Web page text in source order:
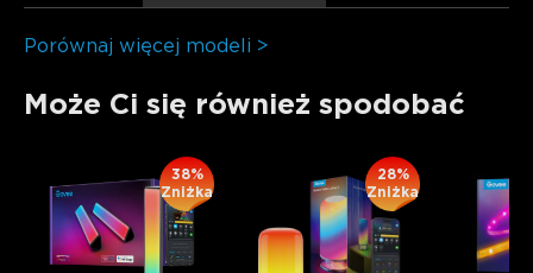
Porównaj więcej modeli >
Może Ci się również spodobać
38%
Zniżka
28%
Zniżka